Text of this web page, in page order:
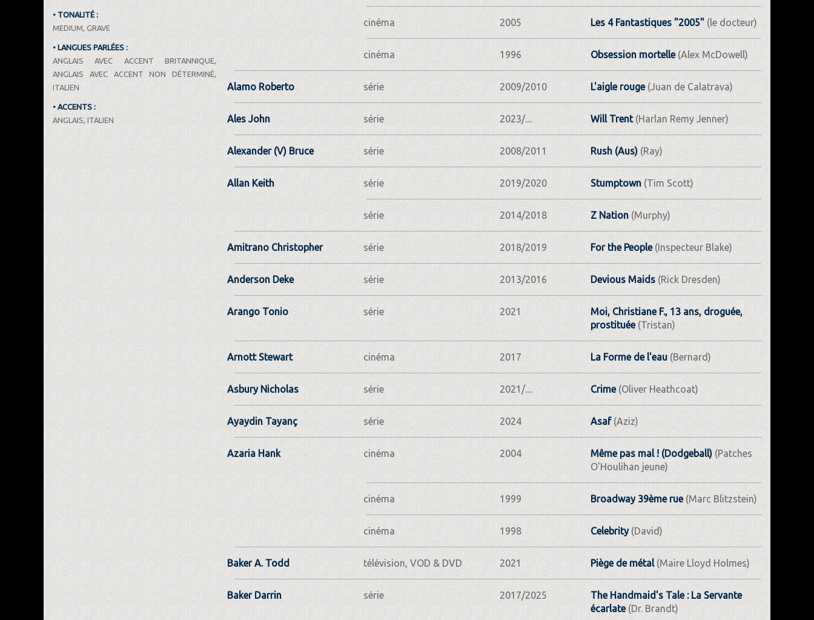
• TONALITÉ :
MEDIUM, GRAVE
• LANGUES PARLÉES :
ANGLAIS AVEC ACCENT BRITANNIQUE,
ANGLAIS AVEC ACCENT NON DÉTERMINÉ,
ITALIEN
• ACCENTS :
ANGLAIS, ITALIEN
cinéma 2005 Les 4 Fantastiques "2005"(le docteur)
cinéma 1996 Obsession mortelle(Alex McDowell)
Alamo Roberto série 2009/2010 L'aigle rouge(Juan de Calatrava)
Ales John série 2023/.... Will Trent(Harlan Remy Jenner)
Alexander (V) Bruce série 2008/2011 Rush (Aus)(Ray)
Allan Keith série 2019/2020 Stumptown (Tim Scott)
série 2014/2018 Z Nation(Murphy)
Amitrano Christopher série 2018/2019 For the People(Inspecteur Blake)
Anderson Deke série 2013/2016 Devious Maids(Rick Dresden)
Arango Tonio série 2021
Moi, Christiane F., 13 ans, droguée,
prostituée(Tristan)
Arnott Stewart cinéma 2017 La Forme de l'eau(Bernard)
Asbury Nicholas série 2021/.... Crime(Oliver Heathcoat)
Ayaydin Tayanç série 2024 Asaf(Aziz)
Azaria Hank cinéma 2004 Même pas mal ! (Dodgeball)(Patches
O'Houlihan jeune)
cinéma 1999 Broadway 39ème rue(Marc Blitzstein)
cinéma 1998 Celebrity(David)
Baker A. Todd télévision, VOD & DVD 2021 Piège de métal(Maire Lloyd Holmes)
Baker Darrin série 2017/2025
The Handmaid's Tale : La Servante
écarlate(Dr. Brandt)